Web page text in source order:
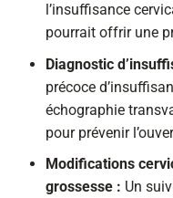
l’insuffisance
pourrait offrir une
Diagnostic
précoce
échographie
pour prévenir
Modifications
grossesse : Un